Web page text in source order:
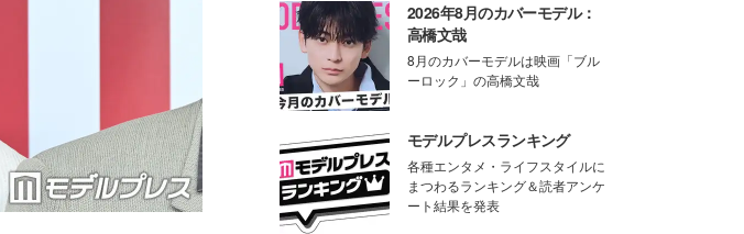
2026年8月のカバーモデル：
高橋文哉
8月のカバーモデルは映画「ブル
ーロック」の高橋文哉
モデルプレスランキング
各種エンタメ・ライフスタイルに
まつわるランキング＆読者アンケ
ート結果を発表